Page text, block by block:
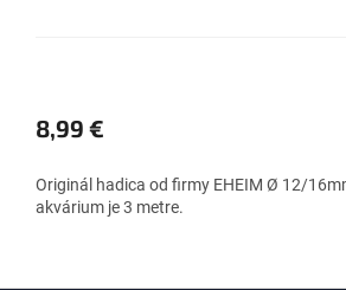
8,99 €
Originál hadica od firmy EHEIM Ø 12/
akvárium je 3 metre.